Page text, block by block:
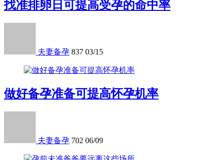
找准排卵日可提高受孕的命中率
夫妻备孕 837 03/15
做好备孕准备可提高怀孕机率
夫妻备孕 702 06/09